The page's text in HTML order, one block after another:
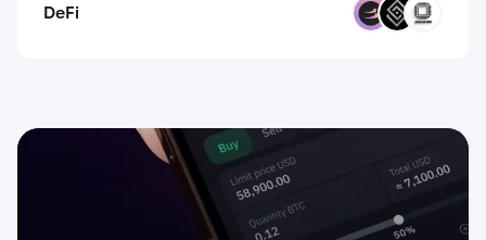
DeFi BETA DECT EVOP